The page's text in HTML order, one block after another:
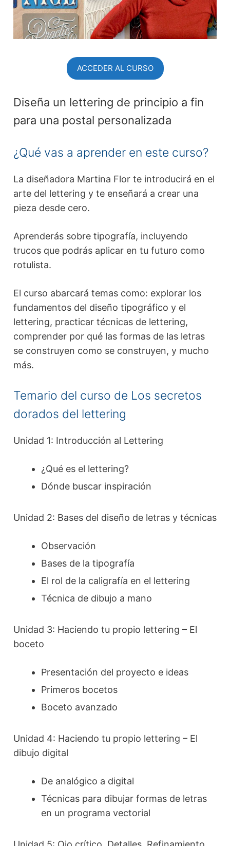
ACCEDER AL CURSO
Diseña un lettering de principio a fin
para una postal personalizada
¿Qué vas a aprender en este curso?
La diseñadora Martina Flor te introducirá en el
arte del lettering y te enseñará a crear una
pieza desde cero.
Aprenderás sobre tipografía, incluyendo
trucos que podrás aplicar en tu futuro como
rotulista.
El curso abarcará temas como: explorar los
fundamentos del diseño tipográfico y el
lettering, practicar técnicas de lettering,
comprender por qué las formas de las letras
se construyen como se construyen, y mucho
más.
Temario del curso de Los secretos
dorados del lettering
Unidad 1: Introducción al Lettering
¿Qué es el lettering?
Dónde buscar inspiración
Unidad 2: Bases del diseño de letras y técnicas
Observación
Bases de la tipografía
El rol de la caligrafía en el lettering
Técnica de dibujo a mano
Unidad 3: Haciendo tu propio lettering – El
boceto
Presentación del proyecto e ideas
Primeros bocetos
Boceto avanzado
Unidad 4: Haciendo tu propio lettering – El
dibujo digital
De analógico a digital
Técnicas para dibujar formas de letras
en un programa vectorial